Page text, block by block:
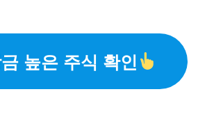
높은 주식 확인